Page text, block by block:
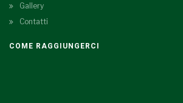
Gallery
Contatti
COME RAGGIUNGERCI